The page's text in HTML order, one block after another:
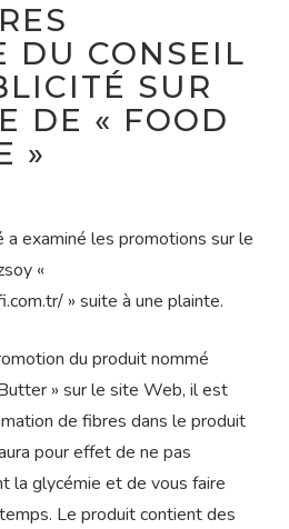
DU CONSEIL
SUR
DE « FOOD
»
a examiné les promotions sur le
«
» suite à une plainte.
du produit nommé
» sur le site Web, il est
de fibres dans le produit
pour effet de ne pas
la glycémie et de vous faire
Le produit contient des